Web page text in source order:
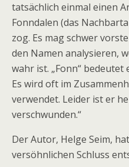
tatsächlich einmal einen
Fonndalen (das
zog. Es mag schwer
den Namen analysieren,
wahr ist. „Fonn“ bedeutet
Es wird oft im
verwendet. Leider ist er
verschwunden.“
Der Autor, Helge Seim,
versöhnlichen Schluss